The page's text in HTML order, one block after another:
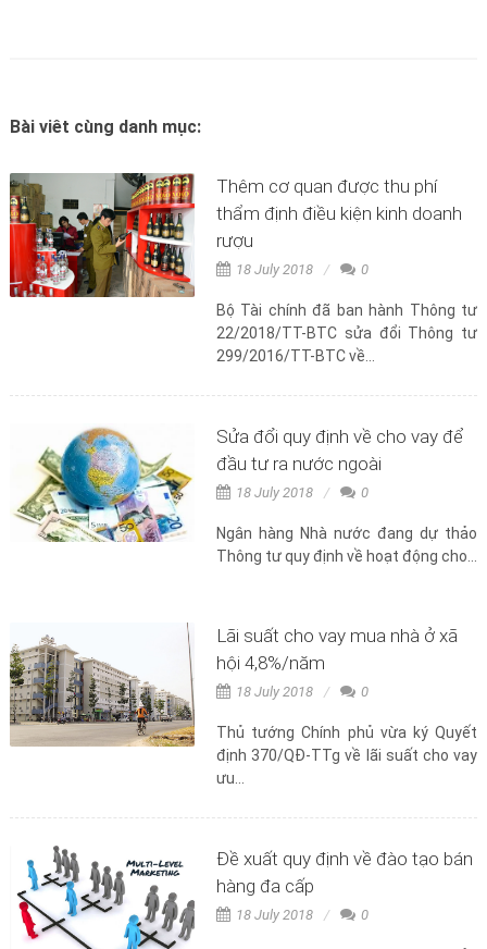
Bài viêt cùng danh mục:
Thêm cơ quan được thu phí
thẩm định điều kiện kinh doanh
rượu
18 July 2018 0
Bộ Tài chính đã ban hành Thông tư
22/2018/TT-BTC sửa đổi Thông tư
299/2016/TT-BTC về...
Sửa đổi quy định về cho vay để
đầu tư ra nước ngoài
18 July 2018 0
Ngân hàng Nhà nước đang dự thảo
Thông tư quy định về hoạt động cho...
Lãi suất cho vay mua nhà ở xã
hội 4,8%/năm
18 July 2018 0
Thủ tướng Chính phủ vừa ký Quyết
định 370/QĐ-TTg về lãi suất cho vay
ưu...
Đề xuất quy định về đào tạo bán
hàng đa cấp
18 July 2018 0